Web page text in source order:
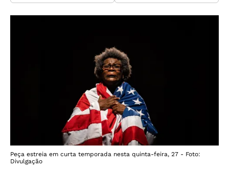
Peça estreia em curta temporada nesta quinta-feira, 27 - Foto:
Divulgação